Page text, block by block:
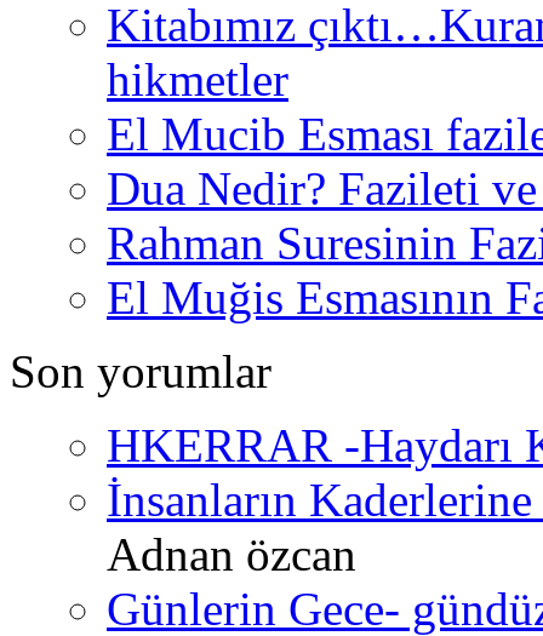
Kitabımız
hikmetler
El Mucib Esması
Dua Nedir? Fazileti
Rahman Suresinin
El Muğis Esmasının
Son yorumlar
HKERRAR -Haydarı
İnsanların
Adnan özcan
Günlerin Gece-